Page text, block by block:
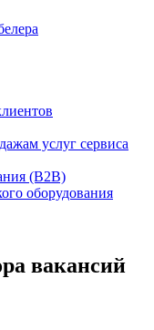
услуг сервиса
(B2B)
оборудования
вакансий